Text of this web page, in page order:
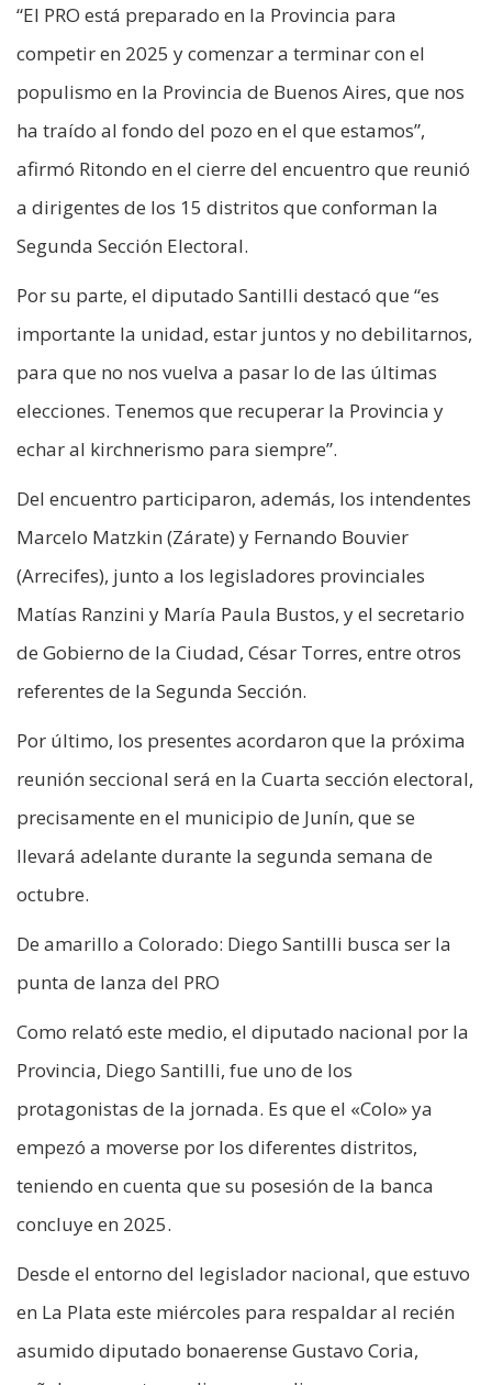
“El PRO está preparado en la Provincia para
competir en 2025 y comenzar a terminar con el
populismo en la Provincia de Buenos Aires, que nos
ha traído al fondo del pozo en el que estamos”,
afirmó Ritondo en el cierre del encuentro que reunió
a dirigentes de los 15 distritos que conforman la
Segunda Sección Electoral.
Por su parte, el diputado Santilli destacó que “es
importante la unidad, estar juntos y no debilitarnos,
para que no nos vuelva a pasar lo de las últimas
elecciones. Tenemos que recuperar la Provincia y
echar al kirchnerismo para siempre”.
Del encuentro participaron, además, los intendentes
Marcelo Matzkin (Zárate) y Fernando Bouvier
(Arrecifes), junto a los legisladores provinciales
Matías Ranzini y María Paula Bustos, y el secretario
de Gobierno de la Ciudad, César Torres, entre otros
referentes de la Segunda Sección.
Por último, los presentes acordaron que la próxima
reunión seccional será en la Cuarta sección electoral,
precisamente en el municipio de Junín, que se
llevará adelante durante la segunda semana de
octubre.
De amarillo a Colorado: Diego Santilli busca ser la
punta de lanza del PRO
Como relató este medio, el diputado nacional por la
Provincia, Diego Santilli, fue uno de los
protagonistas de la jornada. Es que el «Colo» ya
empezó a moverse por los diferentes distritos,
teniendo en cuenta que su posesión de la banca
concluye en 2025.
Desde el entorno del legislador nacional, que estuvo
en La Plata este miércoles para respaldar al recién
asumido diputado bonaerense Gustavo Coria,